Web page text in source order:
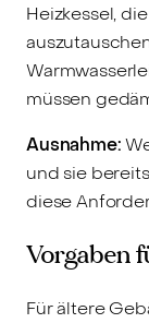
Heizkessel,
müssen
Ausnahme:
und sie
diese
Vorgaben
Für ältere